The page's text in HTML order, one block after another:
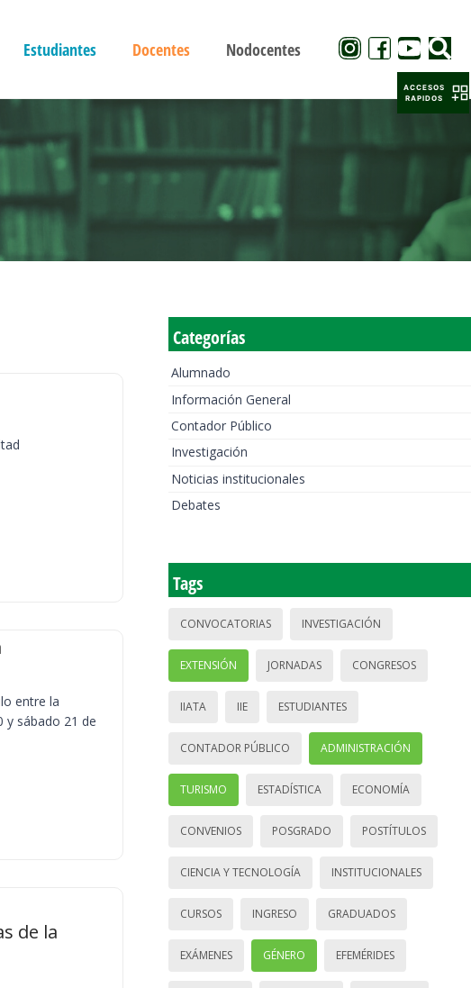
Estudiantes Docentes Nodocentes
entre la
y sábado 21 de
de la
Categorías
Alumnado
Información General
Contador Público
Investigación
Noticias institucionales
Debates
Tags
CONVOCATORIAS INVESTIGACIÓN
EXTENSIÓN JORNADAS CONGRESOS
IIATA IIE ESTUDIANTES
CONTADOR PÚBLICO ADMINISTRACIÓN
TURISMO ESTADÍSTICA ECONOMÍA
CONVENIOS POSGRADO POSTÍTULOS
CIENCIA Y TECNOLOGÍA INSTITUCIONALES
CURSOS INGRESO GRADUADOS
EXÁMENES GÉNERO EFEMÉRIDES
ACCESOS
RAPIDOS